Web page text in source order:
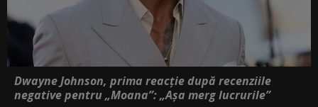
Dwayne Johnson, prima reacție după recenziile
negative pentru „Moana”: „Așa merg lucrurile”